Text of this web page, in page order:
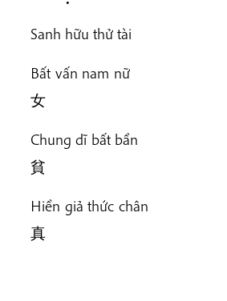
Sanh hữu thử tài
Bất vấn nam nữ
女
Chung dĩ bất
貧
Hiền giả thức
真